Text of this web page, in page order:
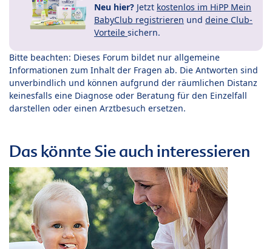
Neu hier? Jetzt kostenlos im HiPP Mein
BabyClub registrieren und deine Club-
Vorteile sichern.
Bitte beachten: Dieses Forum bildet nur allgemeine
Informationen zum Inhalt der Fragen ab. Die Antworten sind
unverbindlich und können aufgrund der räumlichen Distanz
keinesfalls eine Diagnose oder Beratung für den Einzelfall
darstellen oder einen Arztbesuch ersetzen.
Das könnte Sie auch interessieren